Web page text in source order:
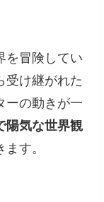
を冒険してい
受け継がれた
ーの動きが一
陽気な世界観
す。